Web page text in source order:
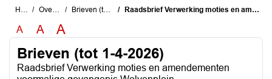
Home Overzichten Brieven (tot 1-4-2026) Raadsbrief Verwerking moties en amendementen voormalige gevangenis Wolvenplein
A A A
Brieven (tot 1-4-2026)
Raadsbrief Verwerking moties en amendementen